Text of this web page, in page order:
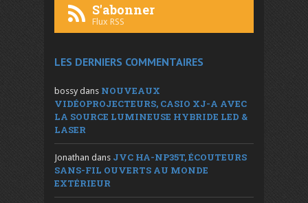
S'abonner
Flux RSS
LES DERNIERS COMMENTAIRES
bossy dans NOUVEAUX
VIDÉOPROJECTEURS, CASIO XJ-A AVEC
LA SOURCE LUMINEUSE HYBRIDE LED &
LASER
Jonathan dans JVC HA-NP35T, ÉCOUTEURS
SANS-FIL OUVERTS AU MONDE
EXTÉRIEUR